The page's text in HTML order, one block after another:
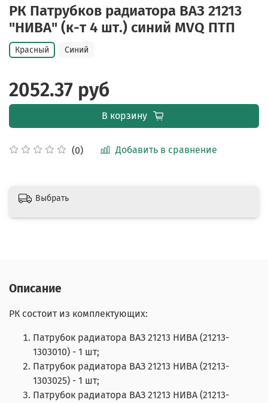
РК Патрубков радиатора ВАЗ 21213
"НИВА" (к-т 4 шт.) синий MVQ ПТП
(0) Добавить в сравнение
Красный Синий
2052.37 руб
В корзину
Выбрать
Описание
РК состоит из комплектующих:
Патрубок радиатора ВАЗ 21213 НИВА (21213-
1303010) - 1 шт;
Патрубок радиатора ВАЗ 21213 НИВА (21213-
1303025) - 1 шт;
Патрубок радиатора ВАЗ 21213 НИВА (21213-